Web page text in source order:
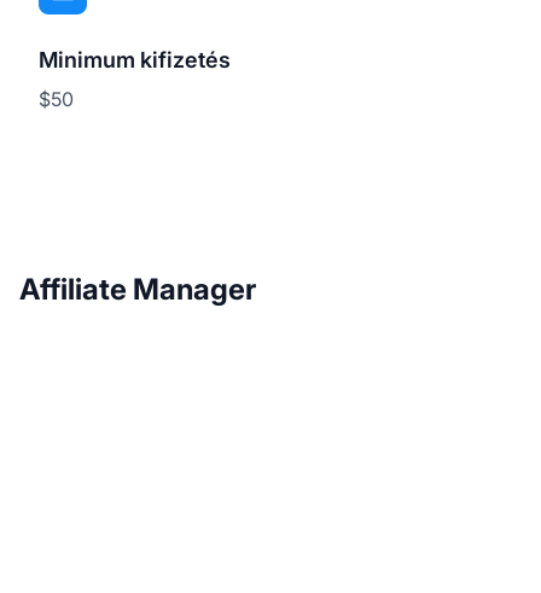
Minimum kifizetés
$50
Affiliate Manager